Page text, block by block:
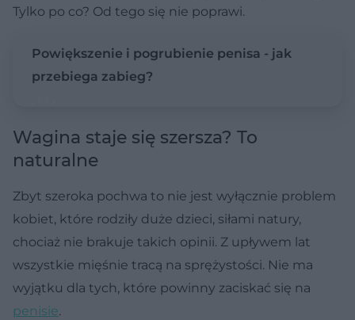
Tylko po co? Od tego się nie poprawi.
Powiększenie i pogrubienie penisa - jak
przebiega zabieg?
Wagina staje się szersza? To
naturalne
Zbyt szeroka pochwa to nie jest wyłącznie problem
kobiet, które rodziły duże dzieci, siłami natury,
chociaż nie brakuje takich opinii. Z upływem lat
wszystkie mięśnie tracą na sprężystości. Nie ma
wyjątku dla tych, które powinny zaciskać się na
penisie.